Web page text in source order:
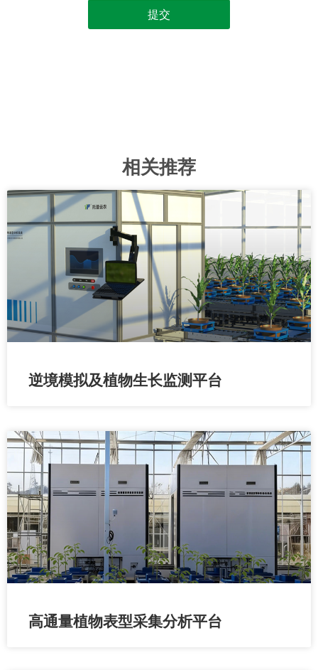
提交
相关推荐
逆境模拟及植物生长监测平台
高通量植物表型采集分析平台